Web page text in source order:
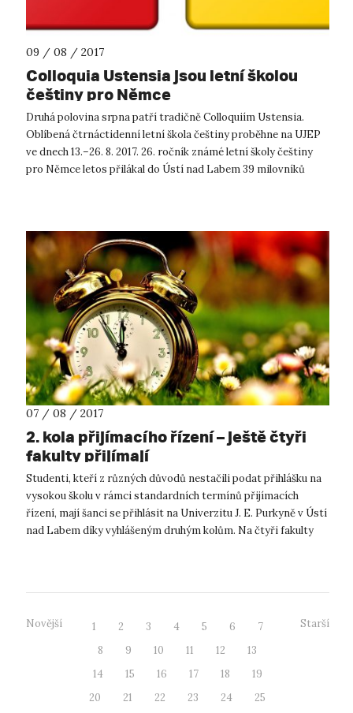
09 / 08 / 2017
Colloquia Ustensia jsou letní školou
češtiny pro Němce
Druhá polovina srpna patří tradičně Colloquiím Ustensia.
Oblíbená čtrnáctidenní letní škola češtiny proběhne na UJEP
ve dnech 13.–26. 8. 2017. 26. ročník známé letní školy češtiny
pro Němce letos přilákal do Ústí nad Labem 39 milovníků
07 / 08 / 2017
2. kola přijímacího řízení – ještě čtyři
fakulty přijímají
Studenti, kteří z různých důvodů nestačili podat přihlášku na
vysokou školu v rámci standardních termínů přijímacích
řízení, mají šanci se přihlásit na Univerzitu J. E. Purkyně v Ústí
nad Labem díky vyhlášeným druhým kolům. Na čtyři fakulty
Novější 1 2 3 4 5 6
7
8
9 10 11 12
13
14
15 16 17 18
19
20
21 22 23 24 25
Starší